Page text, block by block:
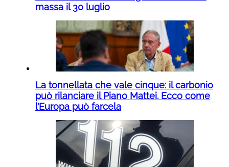
massa il 30 luglio
La tonnellata che vale cinque: il carbonio
può rilanciare il Piano Mattei. Ecco come
l’Europa può farcela